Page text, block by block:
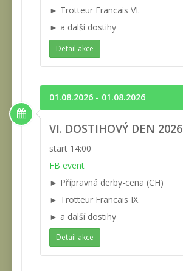
► Trotteur Francais VI.
► a další dostihy
Detail akce
01.08.2026 - 01.08.2026
VI. DOSTIHOVÝ DEN 2026
start 14:00
FB event
► Přípravná derby-cena (CH)
► Trotteur Francais IX.
► a další dostihy
Detail akce